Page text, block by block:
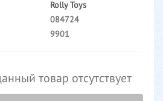
Rolly Toys
084724
9901
товар отсутствует